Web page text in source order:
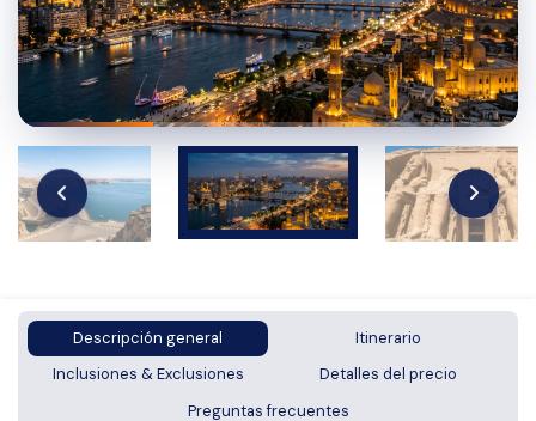
Descripción general
Itinerario
Inclusiones & Exclusiones
Detalles del precio
Preguntas frecuentes